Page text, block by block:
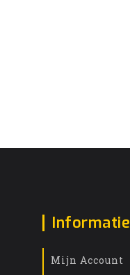
Informatie
Mijn Account